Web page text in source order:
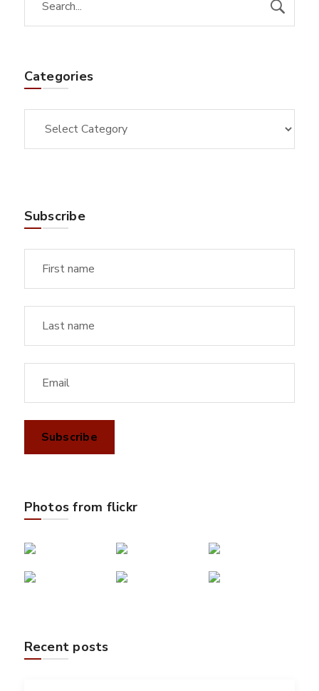
Categories
Subscribe
Photos from flickr
Recent posts